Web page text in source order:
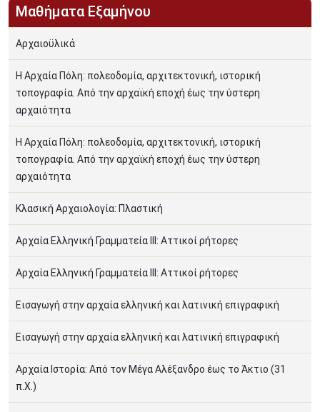
Μαθήματα Εξαμήνου
Αρχαιοϋλικά
Η Αρχαία Πόλη: πολεοδομία, αρχιτεκτονική, ιστορική
τοπογραφία. Από την αρχαϊκή εποχή έως την ύστερη
αρχαιότητα
Η Αρχαία Πόλη: πολεοδομία, αρχιτεκτονική, ιστορική
τοπογραφία. Από την αρχαϊκή εποχή έως την ύστερη
αρχαιότητα
Κλασική Αρχαιολογία: Πλαστική
Αρχαία Ελληνική Γραµµατεία ΙΙΙ: Αττικοί ρήτορες
Αρχαία Ελληνική Γραµµατεία ΙΙΙ: Αττικοί ρήτορες
Εισαγωγή στην αρχαία ελληνική και λατινική επιγραφική
Εισαγωγή στην αρχαία ελληνική και λατινική επιγραφική
Αρχαία Ιστορία: Από τον Μέγα Αλέξανδρο έως το Άκτιο (31
π.Χ.)